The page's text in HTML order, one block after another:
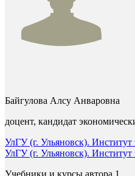
Байгулова Алсу Анваровна
доцент, кандидат
УлГУ (г. Ульяновск).
УлГУ (г. Ульяновск). Институт
Учебники и курсы автора 1